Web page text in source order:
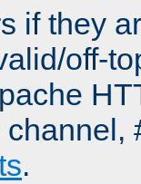
if they
off-
.